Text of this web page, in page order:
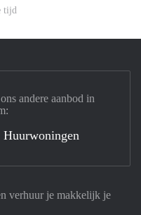
tijd
verhuur je makkelijk je
andere aanbod in
Huurwoningen